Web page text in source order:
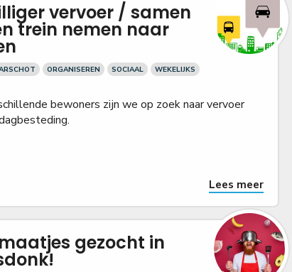
vervoer / samen
trein nemen naar
ORGANISEREN SOCIAAL WEKELIJKS
bewoners zijn we op zoek naar vervoer
Lees meer
gezocht in